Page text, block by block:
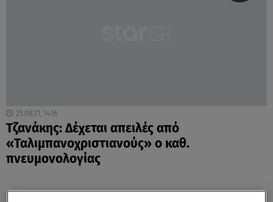
25.08.21, 14:16
Τζανάκης: Δέχεται απειλές από
«Ταλιμπανοχριστιανούς» ο καθ.
πνευμονολογίας